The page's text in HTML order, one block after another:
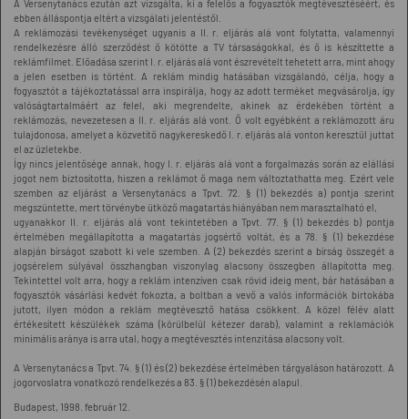
A Versenytanács ezután azt vizsgálta, ki a felelős a fogyasztók megtévesztéséért, és
ebben álláspontja eltért a vizsgálati jelentéstől.
A reklámozási tevékenységet ugyanis a II. r. eljárás alá vont folytatta, valamennyi
rendelkezésre álló szerződést ő kötötte a TV társaságokkal, és ő is készíttette a
reklámfilmet. Előadása szerint I. r. eljárás alá vont észrevételt tehetett arra, mint ahogy
a jelen esetben is történt. A reklám mindig hatásában vizsgálandó, célja, hogy a
fogyasztót a tájékoztatással arra inspirálja, hogy az adott terméket megvásárolja, így
valóságtartalmáért az felel, aki megrendelte, akinek az érdekében történt a
reklámozás, nevezetesen a II. r. eljárás alá vont. Ő volt egyébként a reklámozott áru
tulajdonosa, amelyet a közvetítő nagykereskedő I. r. eljárás alá vonton keresztül juttat
el az üzletekbe.
Így nincs jelentősége annak, hogy I. r. eljárás alá vont a forgalmazás során az elállási
jogot nem biztosította, hiszen a reklámot ő maga nem változtathatta meg. Ezért vele
szemben az eljárást a Versenytanács a Tpvt. 72. § (1) bekezdés a) pontja szerint
megszüntette, mert törvénybe ütköző magatartás hiányában nem marasztalható el,
ugyanakkor II. r. eljárás alá vont tekintetében a Tpvt. 77. § (1) bekezdés b) pontja
értelmében megállapította a magatartás jogsértő voltát, és a 78. § (1) bekezdése
alapján bírságot szabott ki vele szemben. A (2) bekezdés szerint a bírság összegét a
jogsérelem súlyával összhangban viszonylag alacsony összegben állapította meg.
Tekintettel volt arra, hogy a reklám intenzíven csak rövid ideig ment, bár hatásában a
fogyasztók vásárlási kedvét fokozta, a boltban a vevő a valós információk birtokába
jutott, ilyen módon a reklám megtévesztő hatása csökkent. A közel félév alatt
értékesített készülékek száma (körülbelül kétezer darab), valamint a reklamációk
minimális aránya is arra utal, hogy a megtévesztés intenzitása alacsony volt.
A Versenytanács a Tpvt. 74. § (1) és (2) bekezdése értelmében tárgyaláson határozott. A
jogorvoslatra vonatkozó rendelkezés a 83. § (1) bekezdésén alapul.
Budapest, 1998. február 12.